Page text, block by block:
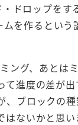
ドロップをす
を作るという
ング、あとは
進度の差が出
、ブロックの種
ないかと思い